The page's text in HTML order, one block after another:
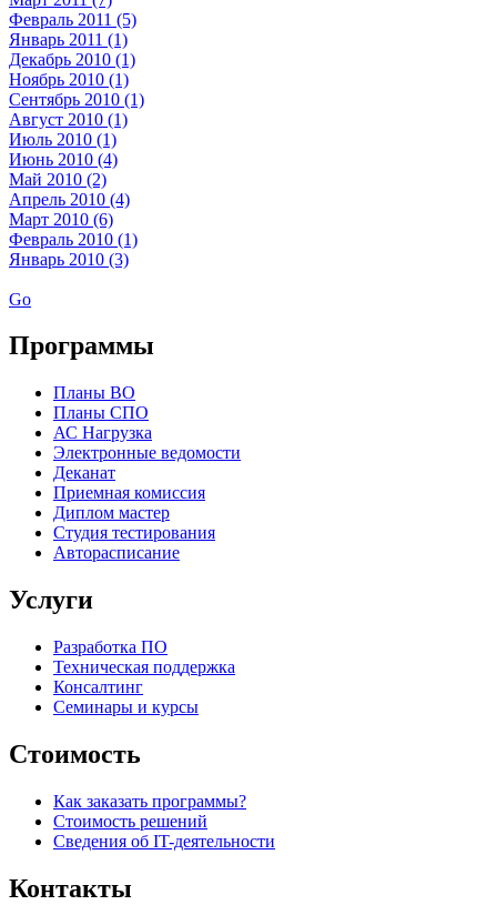
Февраль 2011 (5)
Январь 2011 (1)
Декабрь 2010 (1)
Ноябрь 2010 (1)
Сентябрь 2010 (1)
Август 2010 (1)
Июль 2010 (1)
Июнь 2010 (4)
Май 2010 (2)
Апрель 2010 (4)
Март 2010 (6)
Февраль 2010 (1)
Январь 2010 (3)
Go
Программы
Планы ВО
Планы СПО
АС Нагрузка
Электронные ведомости
Деканат
Приемная комиссия
Диплом мастер
Студия тестирования
Авторасписание
Услуги
Разработка ПО
Техническая поддержка
Консалтинг
Семинары и курсы
Стоимость
Как заказать программы?
Стоимость решений
Сведения об IT-деятельности
Контакты